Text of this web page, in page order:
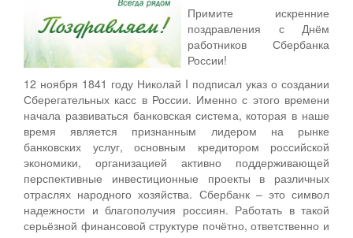
Примите искренние
поздравления с Днём
работников Сбербанка
России!
12 ноября 1841 году Николай I подписал указ о создании
Сберегательных касс в России. Именно с этого времени
начала развиваться банковская система, которая в наше
время является признанным лидером на рынке
банковских услуг, основным кредитором российской
экономики, организацией активно поддерживающей
перспективные инвестиционные проекты в различных
отраслях народного хозяйства. Сбербанк – это символ
надежности и благополучия россиян. Работать в такой
серьёзной финансовой структуре почётно, ответственно и